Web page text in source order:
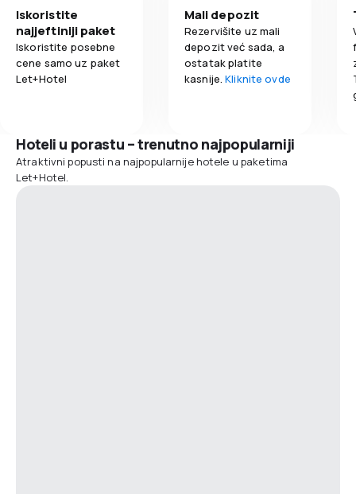
Iskoristite
najjeftiniji paket
Iskoristite posebne
cene samo uz paket
Let+Hotel
Mali depozit
Rezervišite uz mali
depozit već sada, a
ostatak platite
kasnije.Kliknite ovde
Hoteli u porastu – trenutno najpopularniji
Atraktivni popusti na najpopularnije hotele u paketima
Let+Hotel.